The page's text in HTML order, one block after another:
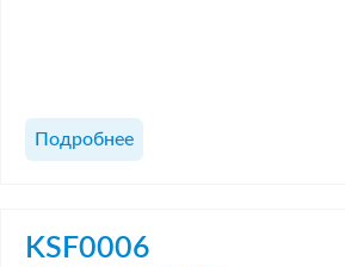
Подробнее
KSF0006